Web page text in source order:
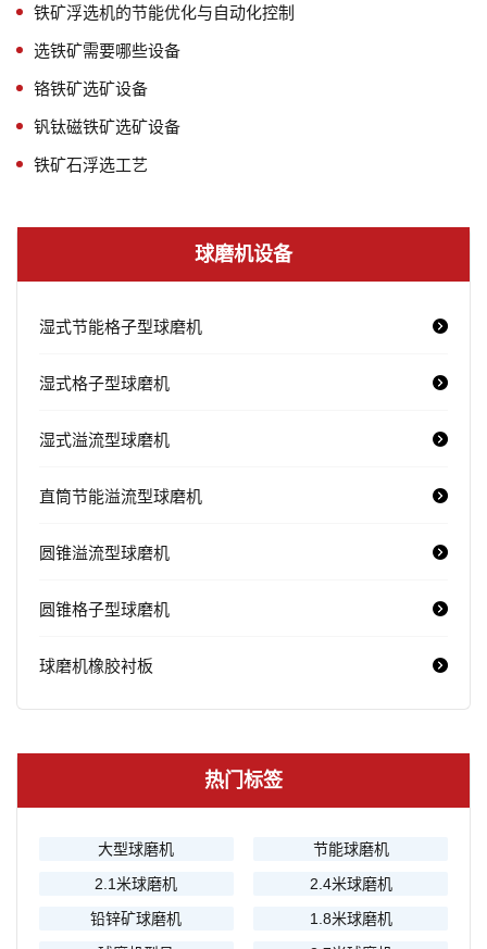
铁矿浮选机的节能优化与自动化控制
选铁矿需要哪些设备
铬铁矿选矿设备
钒钛磁铁矿选矿设备
铁矿石浮选工艺
球磨机设备
湿式节能格子型球磨机
湿式格子型球磨机
湿式溢流型球磨机
直筒节能溢流型球磨机
圆锥溢流型球磨机
圆锥格子型球磨机
球磨机橡胶衬板
热门标签
大型球磨机
节能球磨机
2.1米球磨机
2.4米球磨机
铅锌矿球磨机
1.8米球磨机